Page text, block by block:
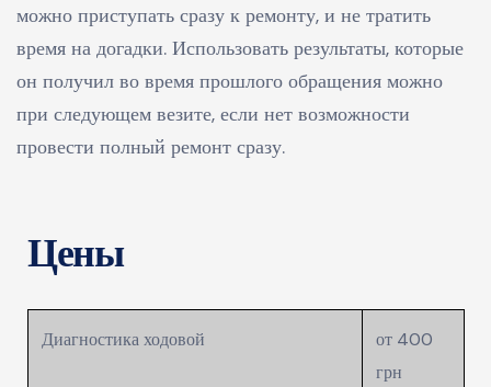
можно приступать сразу к ремонту, и не тратить
время на догадки. Использовать результаты, которые
он получил во время прошлого обращения можно
при следующем везите, если нет возможности
провести полный ремонт сразу.
Цены​
Диагностика ходовой
от 400
грн